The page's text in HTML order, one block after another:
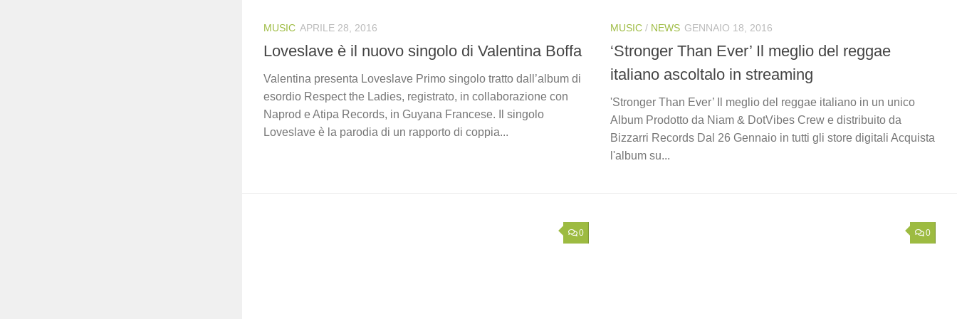
MUSIC APRILE 28, 2016
Loveslave è il nuovo singolo di Valentina Boffa
Valentina presenta Loveslave Primo singolo tratto dall’album di
esordio Respect the Ladies, registrato, in collaborazione con
Naprod e Atipa Records, in Guyana Francese. Il singolo
Loveslave è la parodia di un rapporto di coppia...
MUSIC / NEWS GENNAIO 18, 2016
‘Stronger Than Ever’ Il meglio del reggae
italiano ascoltalo in streaming
'Stronger Than Ever’ Il meglio del reggae italiano in un unico
Album Prodotto da Niam & DotVibes Crew e distribuito da
Bizzarri Records Dal 26 Gennaio in tutti gli store digitali Acquista
l'album su...
0 0